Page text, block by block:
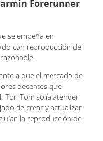
Forerunner
se empeña en
con reproducción de
a que el mercado de
decentes que
TomTom solía atender
de crear y actualizar
la reproducción de